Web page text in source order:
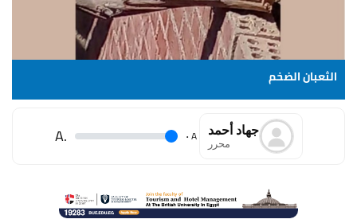
الثعبان الضخم
جهاد أحمد
محرر A
.
.A